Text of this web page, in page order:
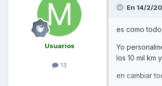
Usuarios
13
En 14/2/
es como todo.
Yo
los 10 mil km
en cambiar